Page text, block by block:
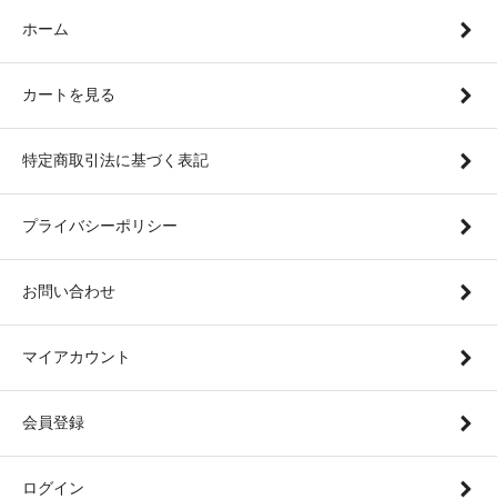
ホーム
カートを見る
特定商取引法に基づく表記
プライバシーポリシー
お問い合わせ
マイアカウント
会員登録
ログイン